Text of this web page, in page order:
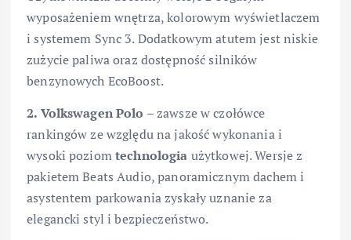
wyposażeniem wnętrza, kolorowym wyświetlaczem
i systemem Sync 3. Dodatkowym atutem jest niskie
zużycie paliwa oraz dostępność silników
benzynowych EcoBoost.
2. Volkswagen Polo – zawsze w czołówce
rankingów ze względu na jakość wykonania i
wysoki poziomtechnologia użytkowej. Wersje z
pakietem Beats Audio, panoramicznym dachem i
asystentem parkowania zyskały uznanie za
elegancki styl i bezpieczeństwo.